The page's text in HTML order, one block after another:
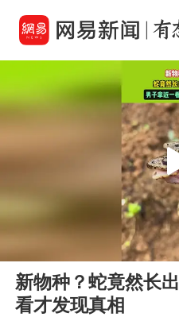
新物种？蛇竟然长
看才发现真相